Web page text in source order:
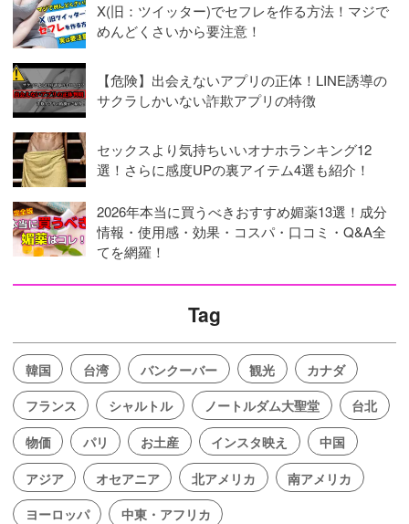
X(旧：ツイッター)でセフレを作る方法！マジで
めんどくさいから要注意！
【危険】出会えないアプリの正体！LINE誘導の
サクラしかいない詐欺アプリの特徴
セックスより気持ちいいオナホランキング12
選！さらに感度UPの裏アイテム4選も紹介！
2026年本当に買うべきおすすめ媚薬13選！成分
情報・使用感・効果・コスパ・口コミ・Q&A全
てを網羅！
Tag
韓国 台湾 バンクーバー 観光
カナダ
フランス
シャルトル ノートルダム大聖堂
台北
物価
パリ お土産 インスタ映え
中国
アジア
オセアニア 北アメリカ
南アメリカ
ヨーロッパ
中東・アフリカ